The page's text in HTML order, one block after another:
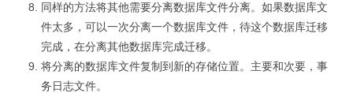
同样的方法将其他需要分离数据库文件分离。如果数据库文
件太多，可以一次分离一个数据库文件，待这个数据库迁移
完成，在分离其他数据库完成迁移。
将分离的数据库文件复制到新的存储位置。主要和次要，事
务日志文件。